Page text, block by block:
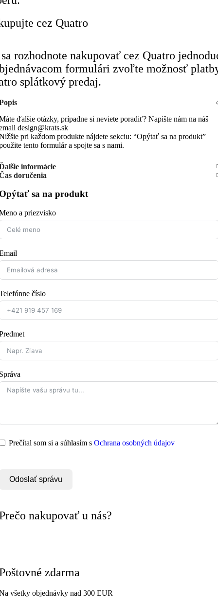
cez Quatro
rozhodnote nakupovať cez Quatro
formulári zvoľte možnosť
splátkový predaj.
ďalšie otázky, prípadne si neviete poradiť? Napíšte nám na náš
design@krats.sk
pri každom produkte nájdete sekciu: “Opýtať sa na produkt”
tento formulár a spojte sa s nami.
informácie
doručenia
sa na produkt
a priezvisko
číslo
Prečítal som si a súhlasím s Ochrana osobných údajov
Odoslať správu
nakupovať u nás?
zdarma
všetky objednávky nad 300 EUR